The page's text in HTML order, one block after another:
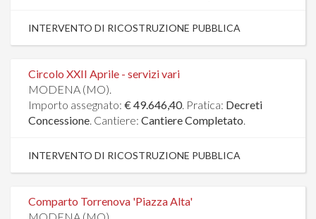
INTERVENTO DI RICOSTRUZIONE PUBBLICA
Circolo XXII Aprile - servizi vari
MODENA (MO).
Importo assegnato: € 49.646,40. Pratica: Decreti
Concessione. Cantiere: Cantiere Completato.
INTERVENTO DI RICOSTRUZIONE PUBBLICA
Comparto Torrenova 'Piazza Alta'